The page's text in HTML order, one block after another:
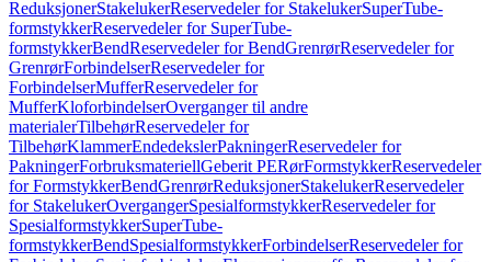
ReduksjonerStakelukerReservedeler for StakelukerSuperTube-
formstykkerReservedeler for SuperTube-
formstykkerBendReservedeler for BendGrenrørReservedeler for
GrenrørForbindelserReservedeler for
ForbindelserMufferReservedeler for
MufferKloforbindelserOverganger til andre
materialerTilbehørReservedeler for
TilbehørKlammerEndedekslerPakningerReservedeler for
PakningerForbruksmateriellGeberit PERørFormstykkerReservedeler
for FormstykkerBendGrenrørReduksjonerStakelukerReservedeler
for StakelukerOvergangerSpesialformstykkerReservedeler for
SpesialformstykkerSuperTube-
formstykkerBendSpesialformstykkerForbindelserReservedeler for